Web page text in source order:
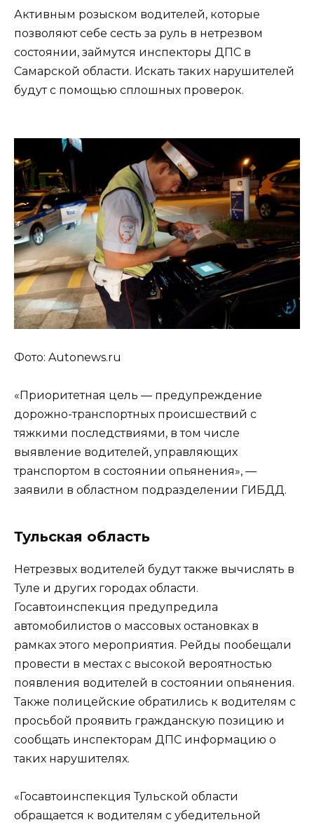
Активным розыском водителей, которые
позволяют себе сесть за руль в нетрезвом
состоянии, займутся инспекторы ДПС в
Самарской области. Искать таких нарушителей
будут с помощью сплошных проверок.
Фото: Autonews.ru
«Приоритетная цель — предупреждение
дорожно-транспортных происшествий с
тяжкими последствиями, в том числе
выявление водителей, управляющих
транспортом в состоянии опьянения», —
заявили в областном подразделении ГИБДД.
Тульская область
Нетрезвых водителей будут также вычислять в
Туле и других городах области.
Госавтоинспекция предупредила
автомобилистов о массовых остановках в
рамках этого мероприятия. Рейды пообещали
провести в местах с высокой вероятностью
появления водителей в состоянии опьянения.
Также полицейские обратились к водителям с
просьбой проявить гражданскую позицию и
сообщать инспекторам ДПС информацию о
таких нарушителях.
«Госавтоинспекция Тульской области
обращается к водителям с убедительной